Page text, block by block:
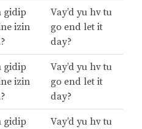
gidip
izin
Vay’d yu hv tu
go end let it
day?
gidip
izin
Vay’d yu hv tu
go end let it
day?
gidip
Vay’d yu hv tu